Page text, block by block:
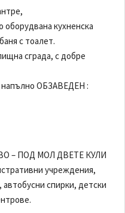
оборудвана кухненска
с тоалет.
сграда, с добре
напълно ОБЗАВЕДЕН :
– ПОД МОЛ ДВЕТЕ КУЛИ
учреждения,
спирки, детски